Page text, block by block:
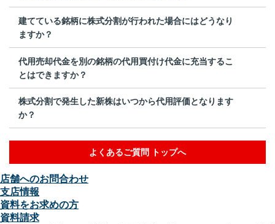
建てている銘柄に株式分割が行われた場合にはどうなり
ますか？
代用売却代金を別の銘柄の代用買付け代金に充当するこ
とはできますか？
株式分割で発生した新株はいつから代用評価となります
か？
よくあるご質問 トップへ
店舗へのお問合わせ
支店情報
資料をお求めの方
資料請求